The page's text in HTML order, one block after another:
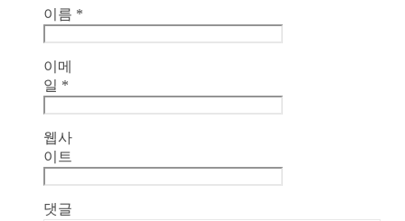
이름 *
이메
일 *
웹사
이트
댓글